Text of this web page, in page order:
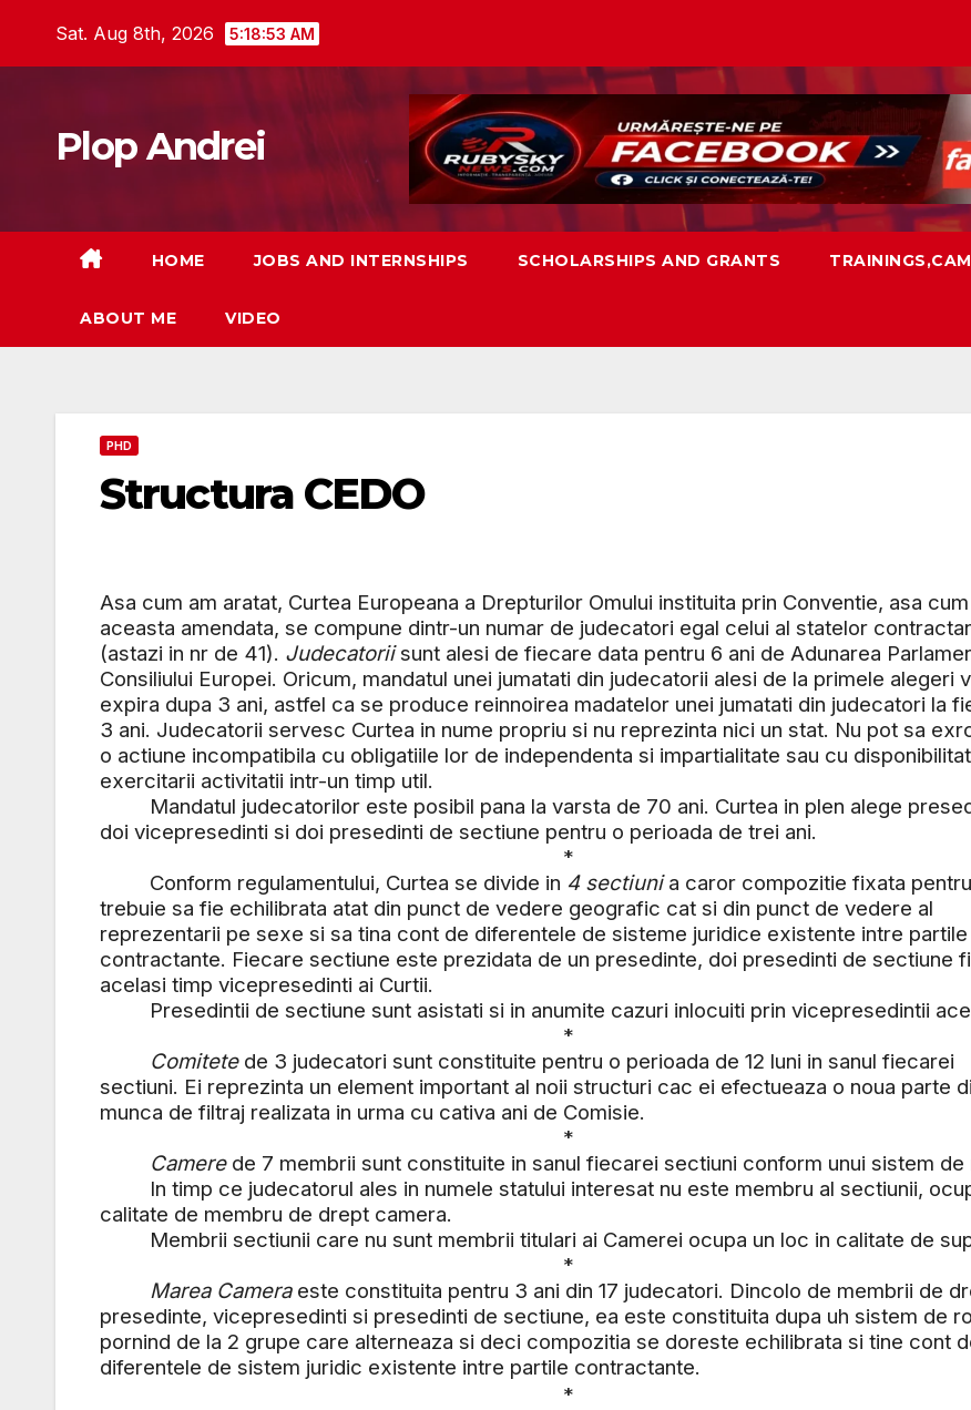
Sat. Aug 8th, 2026 5:18:54 AM
Plop Andrei
HOME JOBS AND INTERNSHIPS SCHOLARSHIPS AND GRANTS
ABOUT ME VIDEO
PHD
Structura CEDO
Asa cum am aratat, Curtea Europeana a Drepturilor Omului instituita prin Conventie, asa
aceasta amendata, se compune dintr-un numar de judecatori egal celui al statelor
(astazi in nr de 41). Judecatoriisunt alesi de fiecare data pentru 6 ani de Adunarea
Consiliului Europei. Oricum, mandatul unei jumatati din judecatorii alesi de la primele alegeri
expira dupa 3 ani, astfel ca se produce reinnoirea madatelor unei jumatati din judecatori la
3 ani. Judecatorii servesc Curtea in nume propriu si nu reprezinta nici un stat. Nu pot sa
o actiune incompatibila cu obligatiile lor de independenta si impartialitate sau cu
exercitarii activitatii intr-un timp util.
Mandatul judecatorilor este posibil pana la varsta de 70 ani. Curtea in plen alege
doi vicepresedinti si doi presedinti de sectiune pentru o perioada de trei ani.
*
Conform regulamentului, Curtea se divide in 4 sectiunia caror compozitie fixata
trebuie sa fie echilibrata atat din punct de vedere geografic cat si din punct de vedere al
reprezentarii pe sexe si sa tina cont de diferentele de sisteme juridice existente intre partile
contractante. Fiecare sectiune este prezidata de un presedinte, doi presedinti de sectiune
acelasi timp vicepresedinti ai Curtii.
Presedintii de sectiune sunt asistati si in anumite cazuri inlocuiti prin vicepresedintii
*
Comitetede 3 judecatori sunt constituite pentru o perioada de 12 luni in sanul fiecarei
sectiuni. Ei reprezinta un element important al noii structuri cac ei efectueaza o noua parte
munca de filtraj realizata in urma cu cativa ani de Comisie.
*
Camere de 7 membrii sunt constituite in sanul fiecarei sectiuni conform unui sistem de
In timp ce judecatorul ales in numele statului interesat nu este membru al sectiunii,
calitate de membru de drept camera.
Membrii sectiunii care nu sunt membrii titulari ai Camerei ocupa un loc in calitate de
*
Marea Cameraeste constituita pentru 3 ani din 17 judecatori. Dincolo de membrii de
presedinte, vicepresedinti si presedinti de sectiune, ea este constituita dupa uh sistem de
pornind de la 2 grupe care alterneaza si deci compozitia se doreste echilibrata si tine cont
diferentele de sistem juridic existente intre partile contractante.
*